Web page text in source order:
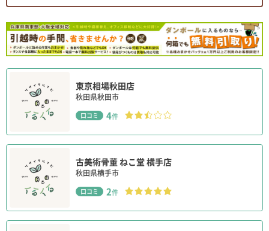
東京相場秋田店
秋田県秋田市
口コミ 4件
古美術骨董 ねこ堂 横手店
秋田県横手市
口コミ 2件